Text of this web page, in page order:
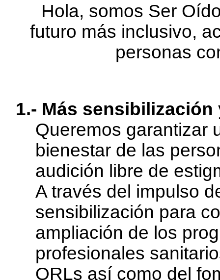
Hola, somos Ser
futuro más inclusivo,
personas
1.- Más
Queremos garantizar
bienestar de las
audición libre de
A través del impulso
sensibilización para
ampliación de los
profesionales
ORLs así como del